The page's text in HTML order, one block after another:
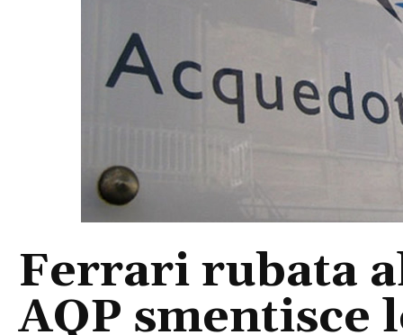
Ferrari rubata
AQP